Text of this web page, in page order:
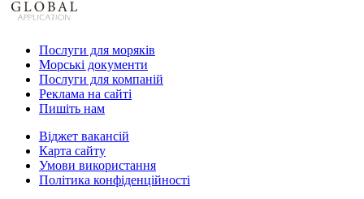
Послуги для моряків
Морські документи
Послуги для компаній
Реклама на сайті
Пишіть нам
Віджет вакансій
Карта сайту
Умови використання
Політика конфіденційності